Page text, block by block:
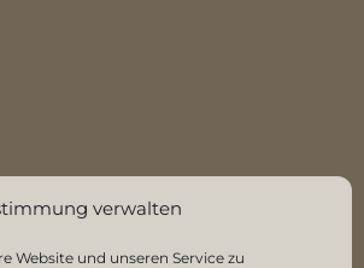
verwalten
Website und unseren Service zu